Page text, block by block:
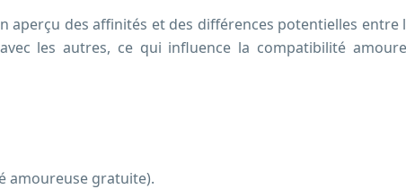
aperçu des affinités et des différences potentielles entre
les autres, ce qui influence la compatibilité
amoureuse gratuite).